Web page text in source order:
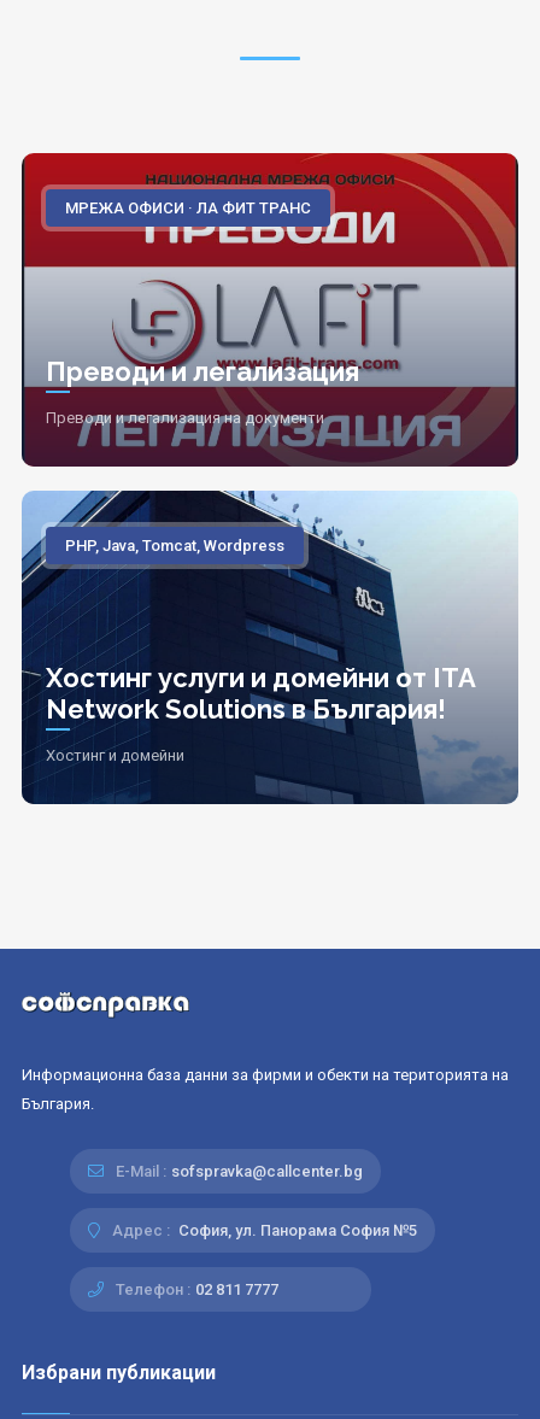
МРЕЖА ОФИСИ · ЛА ФИТ ТРАНС
Преводи и легализация
Преводи и легализация на документи
PHP, Java, Tomcat, Wordpress
Хостинг услуги и домейни от ITA
Network Solutions в България!
Хостинг и домейни
Информационна база данни за фирми и обекти на територията на
България.
E-Mail : sofspravka@callcenter.bg
Адрес : София, ул. Панорама София №5
Телефон : 02 811 7777
Избрани публикации